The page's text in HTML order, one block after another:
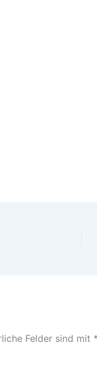
Felder sind mit *